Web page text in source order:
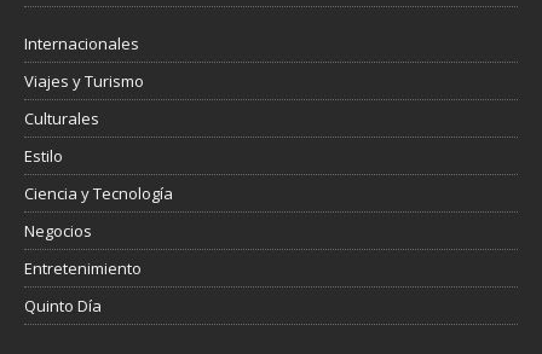
Internacionales
Viajes y Turismo
Culturales
Estilo
Ciencia y Tecnología
Negocios
Entretenimiento
Quinto Día